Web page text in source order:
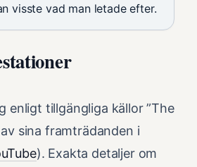
visste vad man letade efter.
enligt tillgängliga källor ”The
sina framträdanden i
). Exakta detaljer om